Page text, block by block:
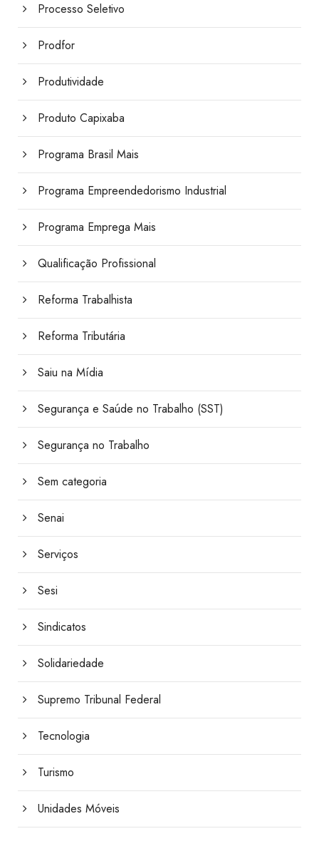
Processo Seletivo
Prodfor
Produtividade
Produto Capixaba
Programa Brasil Mais
Programa Empreendedorismo Industrial
Programa Emprega Mais
Qualificação Profissional
Reforma Trabalhista
Reforma Tributária
Saiu na Mídia
Segurança e Saúde no Trabalho (SST)
Segurança no Trabalho
Sem categoria
Senai
Serviços
Sesi
Sindicatos
Solidariedade
Supremo Tribunal Federal
Tecnologia
Turismo
Unidades Móveis